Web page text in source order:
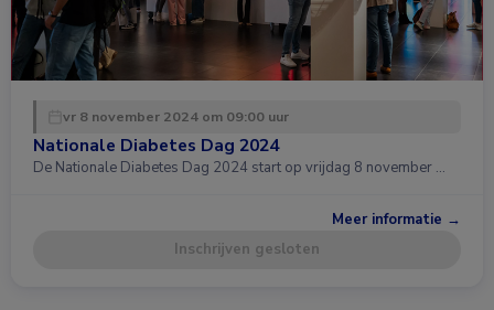
vr 8 november 2024 om 09:00 uur
Nationale Diabetes Dag 2024
De Nationale Diabetes Dag 2024 start op vrijdag 8 november …
Meer informatie →
Inschrijven gesloten